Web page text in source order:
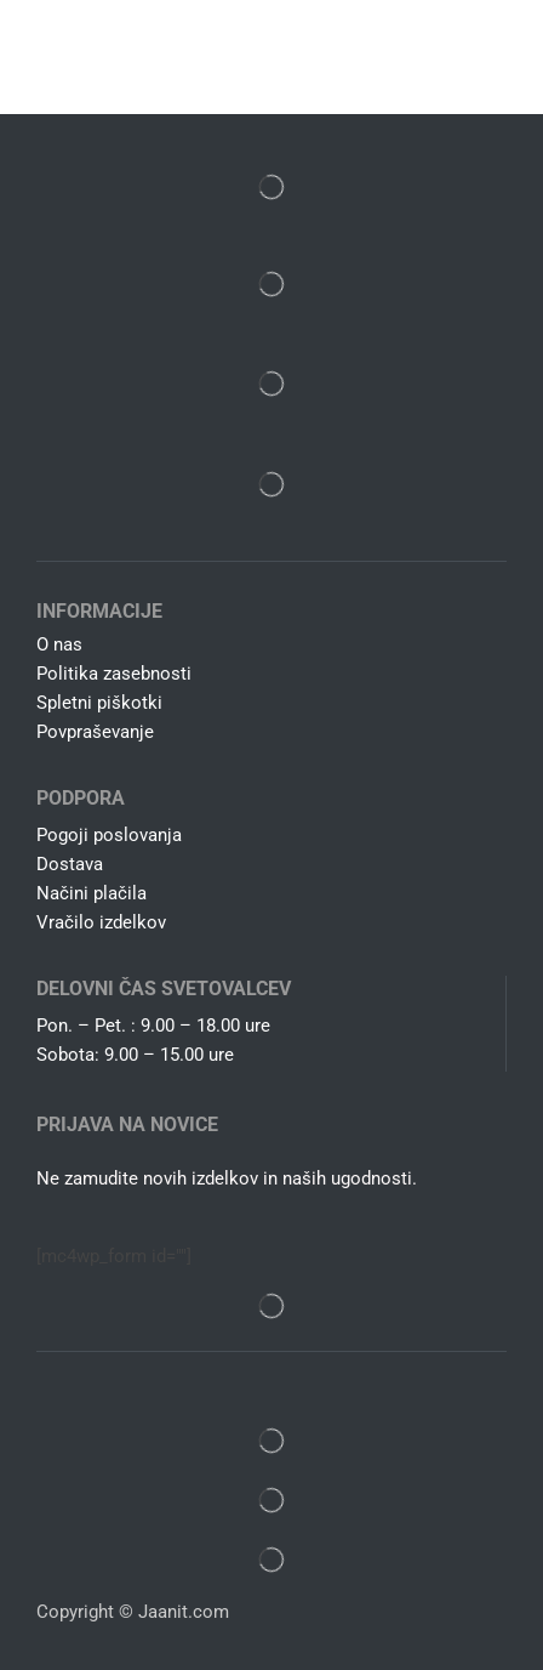
INFORMACIJE
O nas
Politika zasebnosti
Spletni piškotki
Povpraševanje
PODPORA
Pogoji poslovanja
Dostava
Načini plačila
Vračilo izdelkov
DELOVNI ČAS SVETOVALCEV
Pon. – Pet. : 9.00 – 18.00 ure
Sobota: 9.00 – 15.00 ure
PRIJAVA NA NOVICE
Ne zamudite novih izdelkov in naših ugodnosti.
Copyright © Jaanit.com